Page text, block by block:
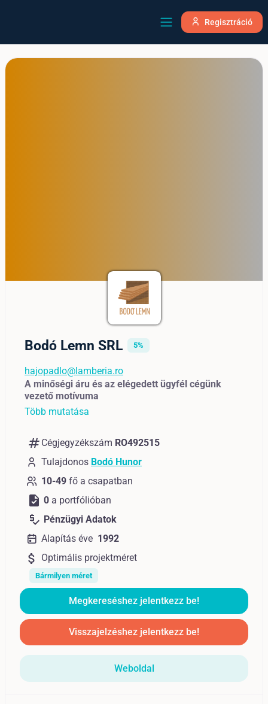
Regisztráció
Bodó Lemn SRL 5%
hajopadlo@lamberia.ro
A minőségi áru és az elégedett ügyfél cégünk
vezető motívuma
Több mutatása
numbers Cégjegyzékszám RO492515
Tulajdonos Bodó Hunor
10-49 fő a csapatban
task 0 a portfólióban
price_check Pénzügyi Adatok
Alapítás éve 1992
attach_money Optimális projektméret
Bármilyen méret
Megkereséshez jelentkezz be!
Visszajelzéshez jelentkezz be!
Weboldal